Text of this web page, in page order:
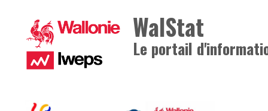
WalStat
Le portail